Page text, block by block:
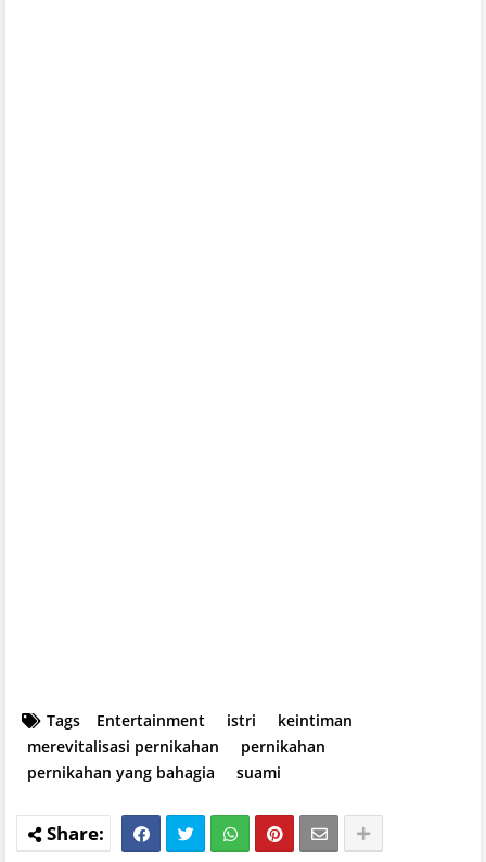
Tags Entertainment istri
keintiman
merevitalisasi pernikahan
pernikahan
pernikahan yang bahagia
suami